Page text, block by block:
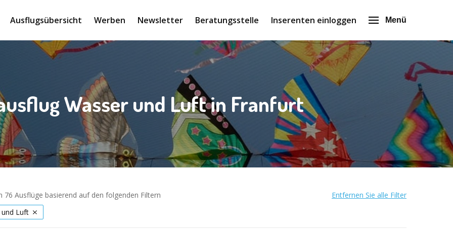
Ausflugsübersicht Werben Newsletter Beratungsstelle Inserenten einloggen Menü
Wasser und Luft in Franfurt
76 Ausflüge basierend auf den folgenden Filtern
Entfernen Sie alle Filter
und Luft